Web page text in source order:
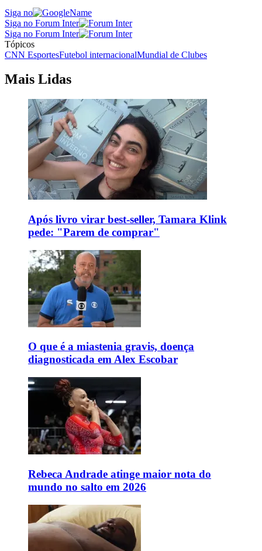
Siga no
Siga no Forum Inter
Siga no Forum Inter
Tópicos
CNN EsportesFutebol internacionalMundial de Clubes
Mais Lidas
Após livro virar best-seller, Tamara Klink
pede: "Parem de comprar"
O que é a miastenia gravis, doença
diagnosticada em Alex Escobar
Rebeca Andrade atinge maior nota do
mundo no salto em 2026